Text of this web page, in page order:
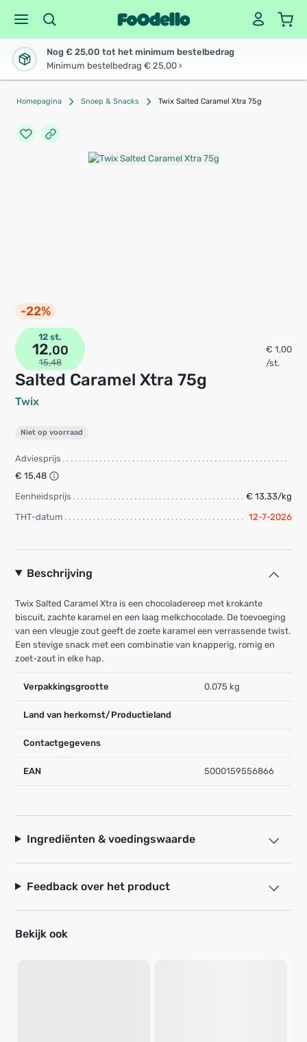
Nog € 25,00 tot het minimum bestelbedrag
Minimum bestelbedrag € 25,00 ›
Homepagina Snoep & Snacks Twix Salted Caramel Xtra 75g
-22%
Salted Caramel Xtra 75g
Twix
12 st.
12,00
15,48
€ 1,00
/st.
Niet op voorraad
Adviesprijs
€ 15,48
Eenheidsprijs
€ 13,33/kg
THT-datum
12-7-2026
Beschrijving
Twix Salted Caramel Xtra is een chocoladereep met krokante
biscuit, zachte karamel en een laag melkchocolade. De toevoeging
van een vleugje zout geeft de zoete karamel een verrassende twist.
Een stevige snack met een combinatie van knapperig, romig en
zoet-zout in elke hap.
Verpakkingsgrootte 0.075 kg
Land van herkomst/Productieland
Contactgegevens
EAN 5000159556866
Ingrediënten & voedingswaarde
Feedback over het product
Bekijk ook